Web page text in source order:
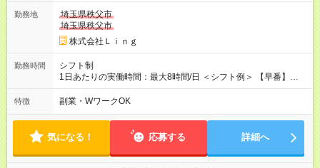
評価するため、年2回の昇給機会を設けています。 さらに、店舗
目標の達成に応じてインセンティブを支給。 チームで協力して
得られる達成感は格別です♪ また、「家電アドバイザー」などの
資格を取得すれば、資格手当も支給。 スキルアップが収入アッ
プに繋がる環境です！ 【試用期間】試用期間あり 試用期間の長
さ：3ヶ月 ※ 雇用形態と給与に、本採用時と異なる部分がありま
す。
勤務地
埼玉県秩父市
埼玉県秩父市
株式会社Ｌｉｎｇ
勤務時間
シフト制
1日あたりの実働時間：最大8時間/日 ＜シフト例＞ 【早番】
10:00～19:00 【遅番】12:00～21:00 ◎それぞれのご事情に合わ
せて、できるだけシフトも調整します！ ＼残業はありません！
頭、大切な人たちと過ごすなど、プライベートもしっかり大切
にしながらご活躍いただけます♪
特徴 副業・WワークOK
気になる！ 応募する 詳細へ